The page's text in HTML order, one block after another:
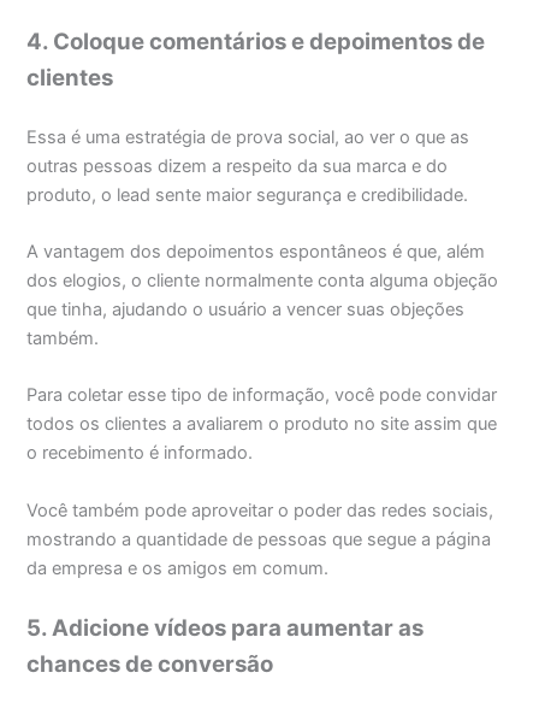
4. Coloque comentários e depoimentos de
clientes
Essa é uma estratégia de prova social, ao ver o que as
outras pessoas dizem a respeito da sua marca e do
produto, o lead sente maior segurança e credibilidade.
A vantagem dos depoimentos espontâneos é que, além
dos elogios, o cliente normalmente conta alguma objeção
que tinha, ajudando o usuário a vencer suas objeções
também.
Para coletar esse tipo de informação, você pode convidar
todos os clientes a avaliarem o produto no site assim que
o recebimento é informado.
Você também pode aproveitar o poder das redes sociais,
mostrando a quantidade de pessoas que segue a página
da empresa e os amigos em comum.
5. Adicione vídeos para aumentar as
chances de conversão